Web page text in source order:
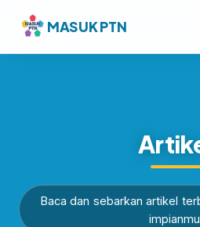
MASUK PTN
Baca dan sebarkan artikel